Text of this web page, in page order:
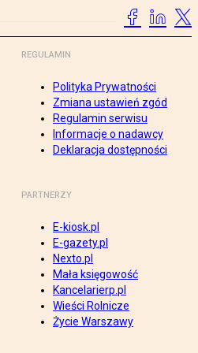
REGULAMIN
Polityka Prywatności
Zmiana ustawień zgód
Regulamin serwisu
Informacje o nadawcy
Deklaracja dostępności
PARTNERZY
E-kiosk.pl
E-gazety.pl
Nexto.pl
Mała księgowość
Kancelarierp.pl
Wieści Rolnicze
Życie Warszawy